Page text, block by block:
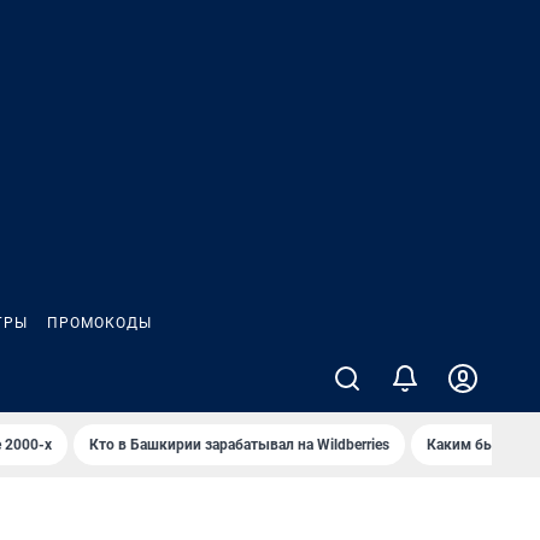
ПРОМОКОДЫ
2000-х Кто в Башкирии зарабатывал на Wildberries Каким было